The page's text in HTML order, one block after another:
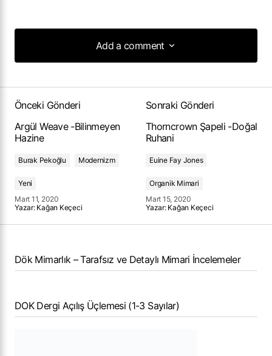
Add a comment
Add a comment
Önceki Gönderi
Argül Weave -Bilinmeyen
Hazine
Burak Pekoğlu Modernizm
Yeni
Mart 11, 2020
Yazar: Kağan Keçeci
Sonraki Gönderi
Thorncrown Şapeli -Doğal
Ruhani
Euine Fay Jones
Organik Mimari
Mart 15, 2020
Yazar: Kağan Keçeci
Dök Mimarlık – Tarafsız ve Detaylı Mimari İncelemeler
DOK Dergi Açılış Üçlemesi (1-3 Sayılar)